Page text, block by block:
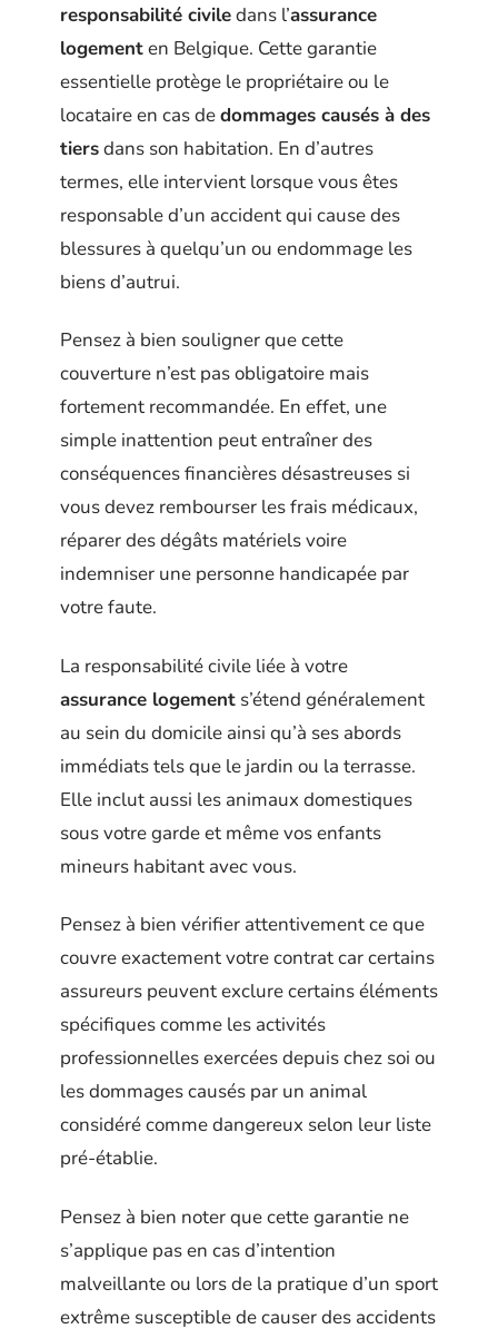
responsabilité civiledans l’assurance
logementen Belgique. Cette garantie
essentielle protège le propriétaire ou le
locataire en cas dedommages causés à des
tiersdans son habitation. En d’autres
termes, elle intervient lorsque vous êtes
responsable d’un accident qui cause des
blessures à quelqu’un ou endommage les
biens d’autrui.
Pensez à bien souligner que cette
couverture n’est pas obligatoire mais
fortement recommandée. En effet, une
simple inattention peut entraîner des
conséquences financières désastreuses si
vous devez rembourser les frais médicaux,
réparer des dégâts matériels voire
indemniser une personne handicapée par
votre faute.
La responsabilité civile liée à votre
assurance logement s’étend généralement
au sein du domicile ainsi qu’à ses abords
immédiats tels que le jardin ou la terrasse.
Elle inclut aussi les animaux domestiques
sous votre garde et même vos enfants
mineurs habitant avec vous.
Pensez à bien vérifier attentivement ce que
couvre exactement votre contrat car certains
assureurs peuvent exclure certains éléments
spécifiques comme les activités
professionnelles exercées depuis chez soi ou
les dommages causés par un animal
considéré comme dangereux selon leur liste
pré-établie.
Pensez à bien noter que cette garantie ne
s’applique pas en cas d’intention
malveillante ou lors de la pratique d’un sport
extrême susceptible de causer des accidents